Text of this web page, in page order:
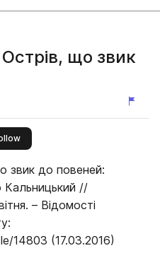
що звик
this publisher
звик до повеней:
Кальницький //
– Відомості
14803 (17.03.2016)